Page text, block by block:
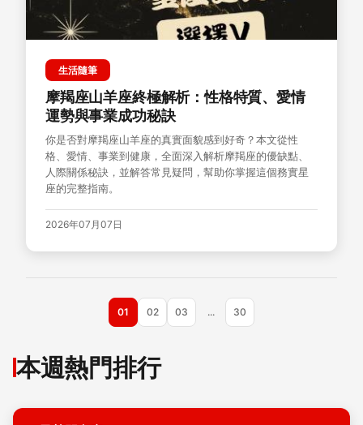
生活隨筆
摩羯座山羊座終極解析：性格特質、愛情
運勢與事業成功秘訣
你是否對摩羯座山羊座的真實面貌感到好奇？本文從性
格、愛情、事業到健康，全面深入解析摩羯座的優缺點、
人際關係秘訣，並解答常見疑問，幫助你掌握這個務實星
座的完整指南。
2026年07月07日
01 02 03 ... 30
本週熱門排行